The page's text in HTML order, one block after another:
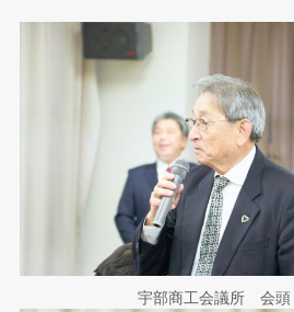
宇部商工会議所 会